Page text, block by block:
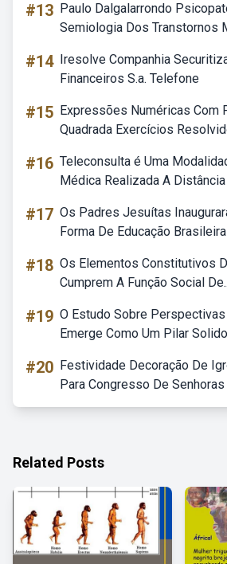
#13 Paulo Dalgalarrondo
Semiologia Dos Transtornos
#14 Iresolve Companhia
Financeiros S.a. Telefone
#15 Expressões Numéricas Com
Quadrada Exercícios
#16 Teleconsulta é Uma
Médica Realizada A Distância
#17 Os Padres Jesuítas
Forma De Educação Brasileira
#18 Os Elementos Constitutivos
Cumprem A Função Social
#19 O Estudo Sobre
Emerge Como Um Pilar Solido
#20 Festividade Decoração De
Para Congresso De Senhoras
Related Posts